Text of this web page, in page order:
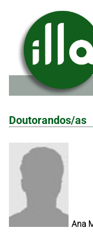
Doutorandos/as
Ana